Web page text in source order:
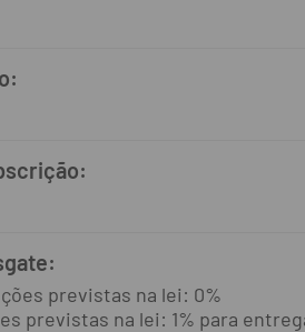
previstas na lei: 0%
previstas na lei: 1% para